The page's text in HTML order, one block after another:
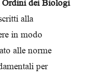
Ordini dei Biologi
alla
in modo
alle norme
per